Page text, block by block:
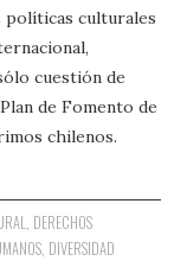
políticas culturales
cuestión de
de Fomento de
chilenos.
DERECHOS
DIVERSIDAD